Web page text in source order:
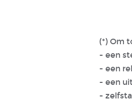
(*) Om
- een
- een
- een
-